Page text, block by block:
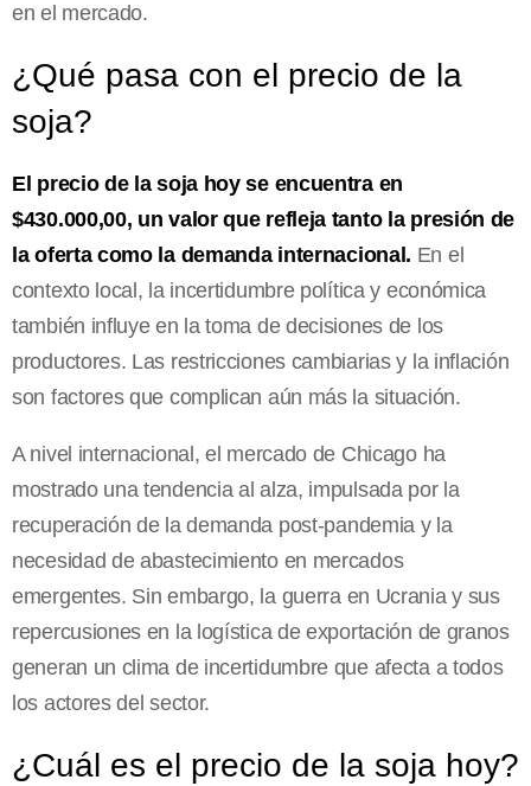
en el mercado.
¿Qué pasa con el precio de la
soja?
El precio de la soja hoy se encuentra en
$430.000,00, un valor que refleja tanto la presión de
la oferta como la demanda internacional. En el
contexto local, la incertidumbre política y económica
también influye en la toma de decisiones de los
productores. Las restricciones cambiarias y la inflación
son factores que complican aún más la situación.
A nivel internacional, el mercado de Chicago ha
mostrado una tendencia al alza, impulsada por la
recuperación de la demanda post-pandemia y la
necesidad de abastecimiento en mercados
emergentes. Sin embargo, la guerra en Ucrania y sus
repercusiones en la logística de exportación de granos
generan un clima de incertidumbre que afecta a todos
los actores del sector.
¿Cuál es el precio de la soja hoy?